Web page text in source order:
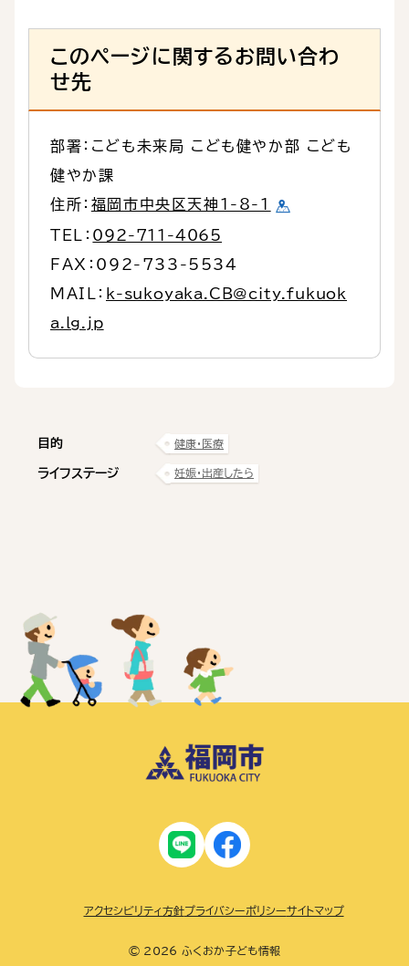
このページに関するお問い合わ
せ先
部署：こども未来局 こども健やか部 こども
健やか課
住所： 福岡市中央区天神1-8-1
TEL： 092-711-4065
FAX：092-733-5534
MAIL： k-sukoyaka.CB@city.fukuok
a.lg.jp
目的 健康・医療
ライフステージ 妊娠・出産したら
© 2026 ふくおか子ども情報
アクセシビリティ方針プライバシーポリシーサイトマップ